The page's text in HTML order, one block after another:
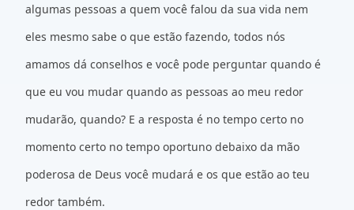
algumas pessoas a quem você falou da sua vida nem
eles mesmo sabe o que estão fazendo, todos nós
amamos dá conselhos e você pode perguntar quando é
que eu vou mudar quando as pessoas ao meu redor
mudarão, quando? E a resposta é no tempo certo no
momento certo no tempo oportuno debaixo da mão
poderosa de Deus você mudará e os que estão ao teu
redor também.